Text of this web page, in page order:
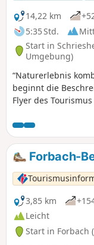
14,22 km
5:35 Std.
Start in
Umgebung)
“Naturerlebnis
beginnt die
Flyer des
Odenwaldes nach
kommst Du an
vorbei und kreuzt
Zwingenberg und
weitere bekannte
vom "Standard"
zusammengestellt,
Verkehrsmitteln an
Zielpunkt auch
Variante ca. 20 km
Forbach-
3,85 km
Leicht
Start in Forbach